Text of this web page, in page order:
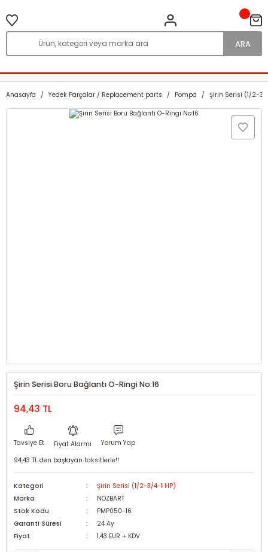
ARA
Anasayfa Yedek Parçalar / Replacement parts Pompa Şirin Serisi (1/2-3/
Şirin Serisi Boru Bağlantı O-Ringi No:16
94,43 TL
Tavsiye Et Fiyat Alarmı
Yorum Yap
94,43 TL den başlayan taksitlerle!!
Kategori
Şirin Serisi (1/2-3/4-1 HP)
Marka
NOZBART
Stok Kodu
PMP050-16
Garanti Süresi
24 Ay
Fiyat
1,43 EUR + KDV